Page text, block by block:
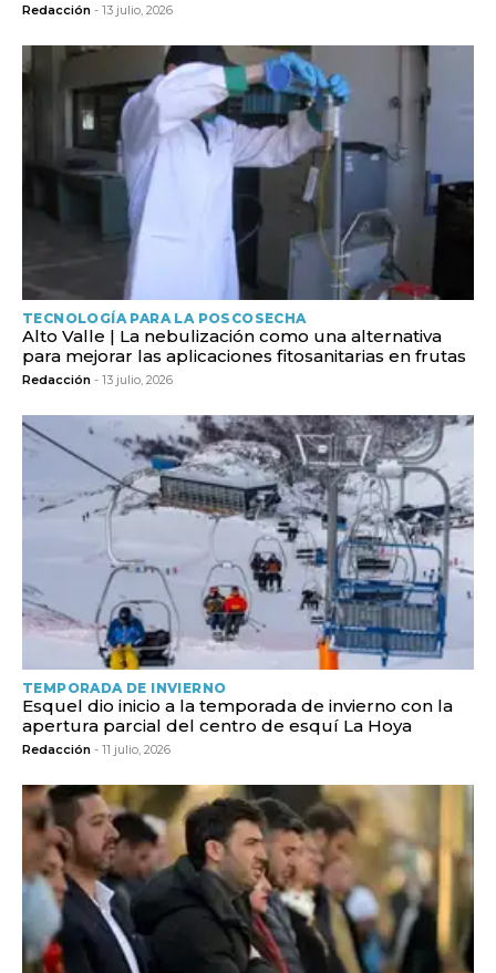
Redacción - 13 julio, 2026
TECNOLOGÍA PARA LA POSCOSECHA
Alto Valle | La nebulización como una alternativa
para mejorar las aplicaciones fitosanitarias en frutas
Redacción - 13 julio, 2026
TEMPORADA DE INVIERNO
Esquel dio inicio a la temporada de invierno con la
apertura parcial del centro de esquí La Hoya
Redacción - 11 julio, 2026